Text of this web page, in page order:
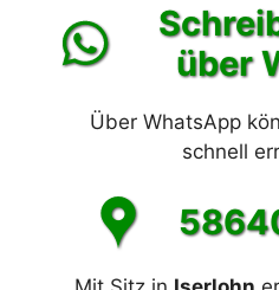
über
Über WhatsApp
schnell